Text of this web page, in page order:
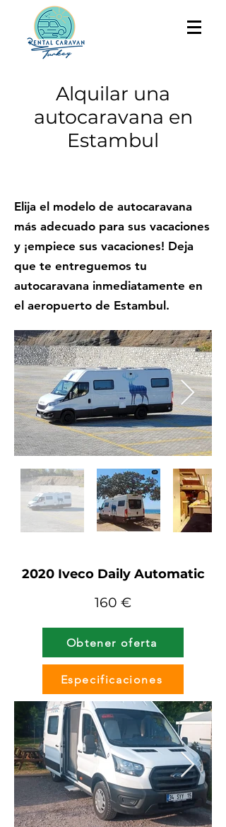
Alquilar una
autocaravana en
Estambul
Elija el modelo de autocaravana
más adecuado para sus vacaciones
y ¡empiece sus vacaciones! Deja
que te entreguemos tu
autocaravana inmediatamente en
el aeropuerto de Estambul.
2020 Iveco Daily Automatic
160 €
Obtener oferta
Especificaciones